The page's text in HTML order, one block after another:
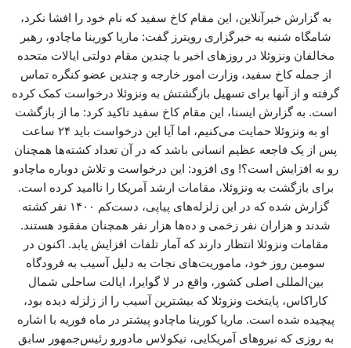
به گزارش خبرآنلاین، این مقام کاخ سفید که نام خود را افشا نکرد،
شامگاه شنبه به خبرگزاری رویترز گفت: ماریا کورینا ماچادو، رهبر
مخالفان ونزوئلا در روزهای اخیر با چندین مقام دولتی ایالات متحده
از جمله کاخ سفید، وزارت امور خارجه و چندین عضو کنگره تماس
گرفته و از آنها برای تسهیل بازگشتش به ونزوئلا درخواست کمک کرده
است. به گزارش ایسنا، این مقام کاخ سفید تاکید کرد: ما از بازگشت
او به ونزوئلا حمایت می‌کنیم، اما آیا این درخواست باید ۲۴ ساعت
پس از یک فاجعه عظیم انسانی باشد که در آن تعداد کشته‌ها همچنان
رو به افزایش است؟! وی افزود: این درخواست و تلاش دوباره ماچادو
برای بازگشت به ونزوئلا، مقامات ارشد آمریکا را ناامید کرده است.
گزارش شده که در این زلزله‌های پیاپی، دست‌کم ۱۴۰۰ نفر کشته
شدند و هزاران نفر زخمی و ده‌ها هزار نفر همچنان مفقود هستند.
مقامات ونزوئلا انتظار دارند که آمار تلفات افزایش یابد. اکنون در
سومین روز خود، ماموریت‌های نجات به دلیل آسیب به فرودگاه
بین‌المللی اصلی کشور، واقع در لا گوایرا، ایالت ساحلی شمال
کاراکاس، پایتخت ونزوئلا که بیشترین آسیب را از زلزله دیده بود،
پیچیده شده است. ماریا کورینا ماچادو پیشتر در ماه فوریه با اشاره
به روزی که نیروهای آمریکایی، نیکولاس مادورو رئیس‌جمهور سابق